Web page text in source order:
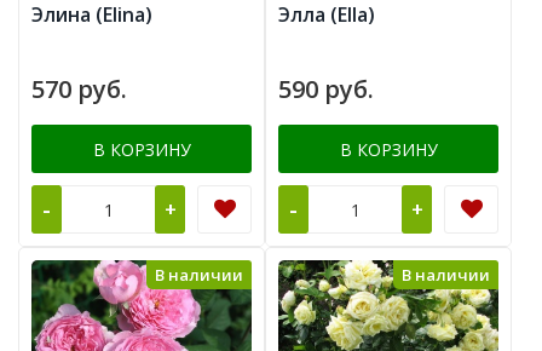
Элина (Elina)
570 руб.
В КОРЗИНУ
- +
Элла (Ella)
590 руб.
В КОРЗИНУ
- +
В наличии В наличии